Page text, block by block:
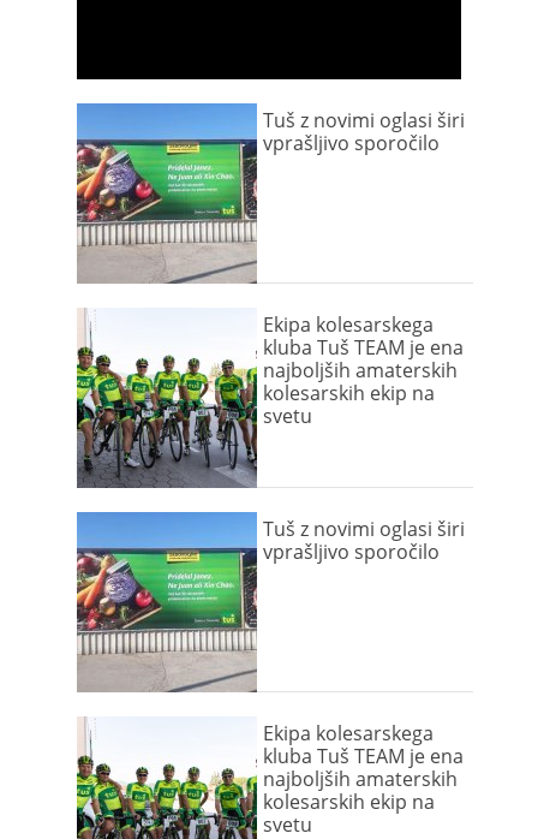
Tuš z novimi oglasi širi
vprašljivo sporočilo
Ekipa kolesarskega
kluba Tuš TEAM je ena
najboljših amaterskih
kolesarskih ekip na
svetu
Tuš z novimi oglasi širi
vprašljivo sporočilo
Ekipa kolesarskega
kluba Tuš TEAM je ena
najboljših amaterskih
kolesarskih ekip na
svetu